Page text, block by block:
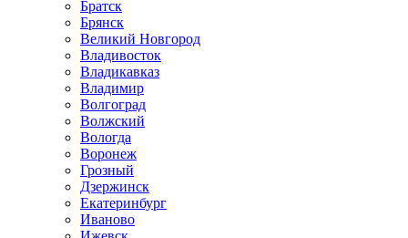
Братск
Брянск
Великий Новгород
Владивосток
Владикавказ
Владимир
Волгоград
Волжский
Вологда
Воронеж
Грозный
Дзержинск
Екатеринбург
Иваново